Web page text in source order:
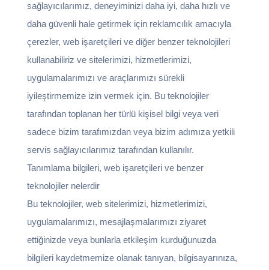
sağlayıcılarımız, deneyiminizi daha iyi, daha hızlı ve
daha güvenli hale getirmek için reklamcılık amacıyla
çerezler, web işaretçileri ve diğer benzer teknolojileri
kullanabiliriz ve sitelerimizi, hizmetlerimizi,
uygulamalarımızı ve araçlarımızı sürekli
iyileştirmemize izin vermek için. Bu teknolojiler
tarafından toplanan her türlü kişisel bilgi veya veri
sadece bizim tarafımızdan veya bizim adımıza yetkili
servis sağlayıcılarımız tarafından kullanılır.
Tanımlama bilgileri, web işaretçileri ve benzer
teknolojiler nelerdir
Bu teknolojiler, web sitelerimizi, hizmetlerimizi,
uygulamalarımızı, mesajlaşmalarımızı ziyaret
ettiğinizde veya bunlarla etkileşim kurduğunuzda
bilgileri kaydetmemize olanak tanıyan, bilgisayarınıza,